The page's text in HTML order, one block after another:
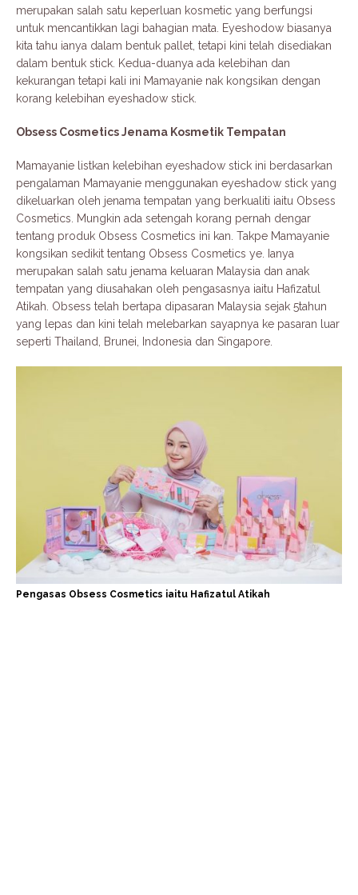
merupakan salah satu keperluan kosmetic yang berfungsi
untuk mencantikkan lagi bahagian mata. Eyeshodow biasanya
kita tahu ianya dalam bentuk pallet, tetapi kini telah disediakan
dalam bentuk stick. Kedua-duanya ada kelebihan dan
kekurangan tetapi kali ini Mamayanie nak kongsikan dengan
korang kelebihan eyeshadow stick.
Obsess Cosmetics Jenama Kosmetik Tempatan
Mamayanie listkan kelebihan eyeshadow stick ini berdasarkan
pengalaman Mamayanie menggunakan eyeshadow stick yang
dikeluarkan oleh jenama tempatan yang berkualiti iaitu Obsess
Cosmetics. Mungkin ada setengah korang pernah dengar
tentang produk Obsess Cosmetics ini kan. Takpe Mamayanie
kongsikan sedikit tentang Obsess Cosmetics ye. Ianya
merupakan salah satu jenama keluaran Malaysia dan anak
tempatan yang diusahakan oleh pengasasnya iaitu Hafizatul
Atikah. Obsess telah bertapa dipasaran Malaysia sejak 5tahun
yang lepas dan kini telah melebarkan sayapnya ke pasaran luar
seperti Thailand, Brunei, Indonesia dan Singapore.
Pengasas Obsess Cosmetics iaitu Hafizatul Atikah